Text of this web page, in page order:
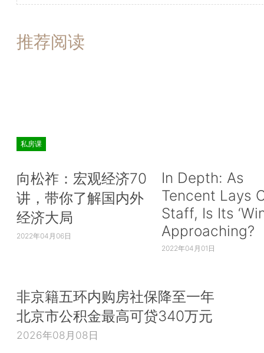
推荐阅读
私房课
向松祚：宏观经济70
讲，带你了解国内外
经济大局
2022年04月06日
In Depth: As
Tencent Lays
Staff, Is Its
Approaching?
2022年04月01日
非京籍五环内购房社保降至一年
北京市公积金最高可贷340万元
2026年08月08日